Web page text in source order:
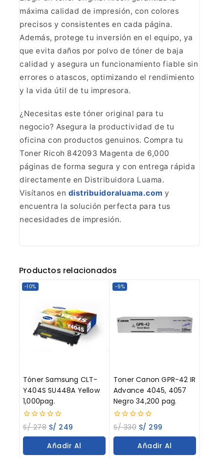
máxima calidad de impresión, con colores
precisos y consistentes en cada página.
Además, protege tu inversión en el equipo, ya
que evita daños por polvo de tóner de baja
calidad y asegura un funcionamiento fiable sin
errores o atascos, optimizando el rendimiento
y la vida útil de tu impresora.
¿Necesitas este tóner original para tu
negocio? Asegura la productividad de tu
oficina con productos genuinos. Compra tu
Toner Ricoh 842093 Magenta de 6,000
páginas de forma segura y con entrega rápida
directamente en Distribuidora Luama.
Visítanos en distribuidoraluama.com y
encuentra la solución perfecta para tus
necesidades de impresión.
Productos relacionados
-10%
Tóner Samsung CLT-
Y404S SU448A Yellow
1,000pag.
0
out
of
S/278 S/ 249
Añadir Al
-9%
Toner Canon GPR-42 IR
Advance 4045, 4057
Negro 34,200 pag.
0
out
of
S/330 S/ 299
Añadir Al